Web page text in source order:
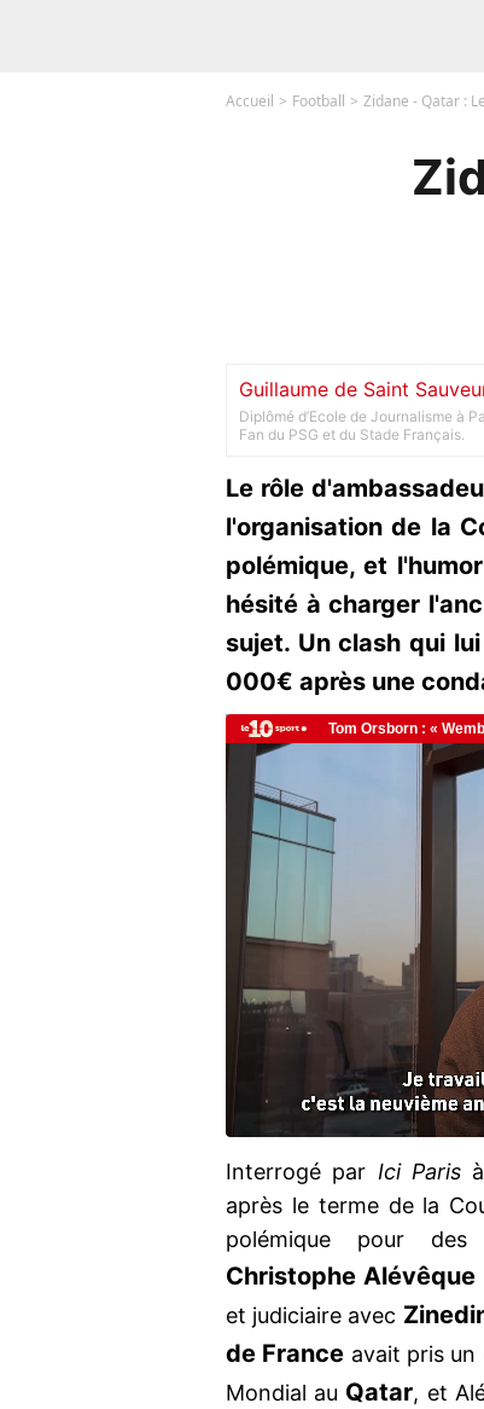
Accueil Football Zidane - Qatar :
Guillaume de Saint
Diplômé d’Ecole de Journalisme à
Fan du PSG et du Stade Français.
Le rôle
l'organisation de la
polémique, et
hésité à charger
sujet. Un clash qui
000€ après une
Interrogé par Ici Parisà
après le terme de la
polémique pour des
Christophe Alévêque
et judiciaire avec
de France avait pris un
Mondial au Qatar, et